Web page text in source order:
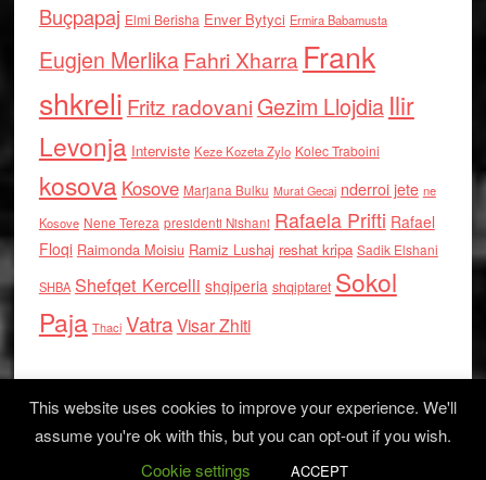
Buçpapaj Elmi Berisha Enver Bytyci Ermira Babamusta
Eugjen MerlikaFahri Xharra Frank
shkreli Fritz radovaniGezim Llojdia Ilir
Levonja Interviste Keze Kozeta Zylo Kolec Traboini
kosova Kosove Marjana Bulku Murat Gecaj nderroi jete ne
Kosove Nene Tereza presidenti Nishani Rafaela Prifti Rafael
Floqi Raimonda Moisiu Ramiz Lushaj reshat kripa Sadik Elshani
SHBA Shefqet Kercelli shqiperia shqiptaret Sokol
Paja Thaci VatraVisar Zhiti
Log in
This website uses cookies to improve your experience. We'll
assume you're ok with this, but you can opt-out if you wish.
Cookie settings
ACCEPT